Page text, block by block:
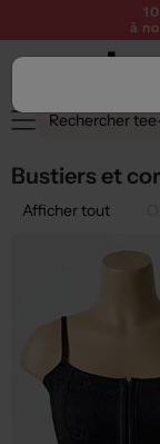
à
Bustiers et
Afficher tout